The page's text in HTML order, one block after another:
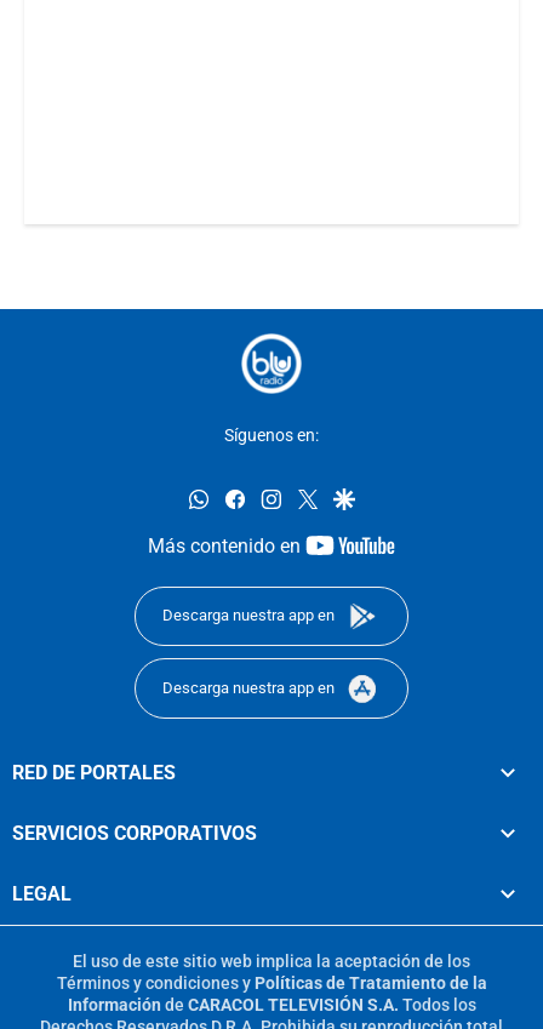
Síguenos en:
whatsappfacebookinstagram
twittergoogle
Más contenido en
youtube-
Descarga nuestra app en
Descarga nuestra app en
RED DE PORTALES
SERVICIOS CORPORATIVOS
LEGAL
El uso de este sitio web implica la aceptación de los
Términos y condicionesy Políticas de Tratamiento de la
Información de CARACOL TELEVISIÓN S.A. Todos los